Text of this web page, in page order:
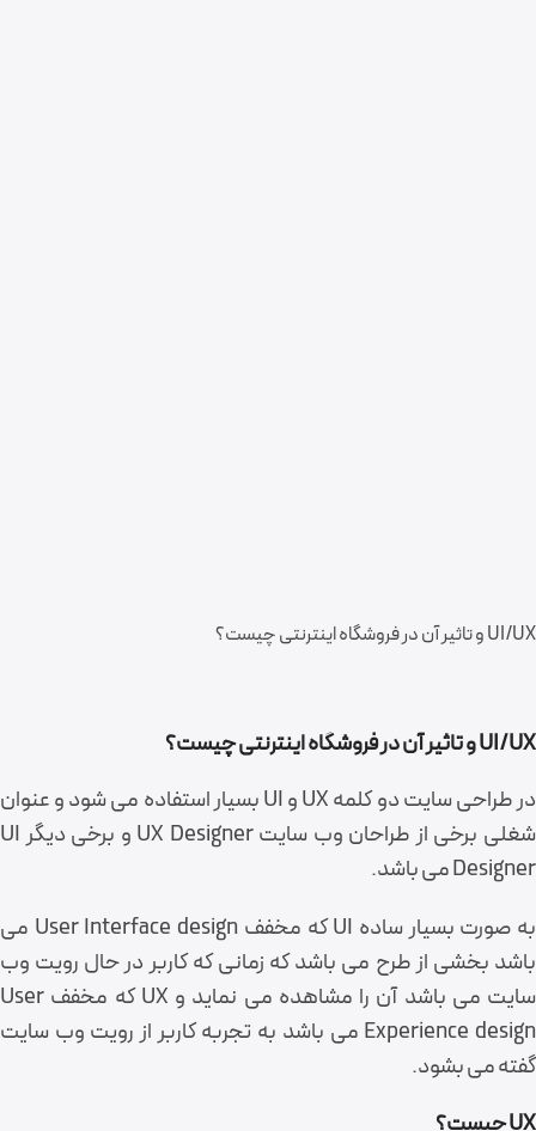
UI/UX و تاثیر آن در فروشگاه اینترنتی چیست؟
UI/UX و تاثیر آن در فروشگاه اینترنتی چیست؟
در طراحی سایت دو کلمه UX و UI بسیار استفاده می شود و عنوان
شغلی برخی از طراحان وب سایت UX Designer و برخی دیگر UI
Designer می باشد.
به صورت بسیار ساده UI که مخفف User Interface design می
باشد بخشی از طرح می باشد که زمانی که کاربر در حال رویت وب
سایت می باشد آن را مشاهده می نماید و UX که مخفف User
Experience design می باشد به تجربه کاربر از رویت وب سایت
گفته می بشود.
UX چیست؟